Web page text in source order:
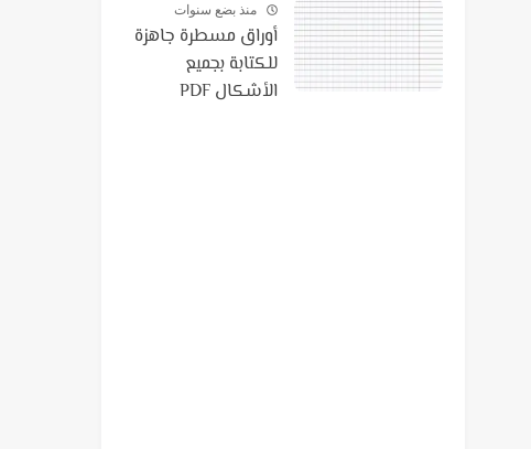
منذ بضع سنوات
أوراق مسطرة جاهزة
للكتابة بجميع
الأشكال PDF